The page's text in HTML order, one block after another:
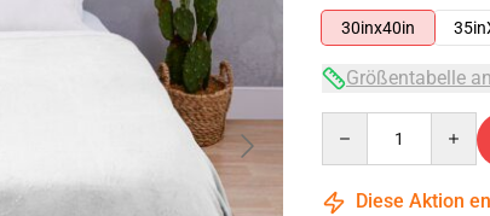
30inx40in
Größentabelle
Diese Aktion